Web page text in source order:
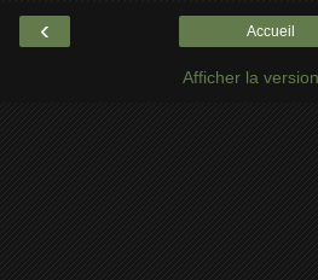
‹ Accueil
Afficher la